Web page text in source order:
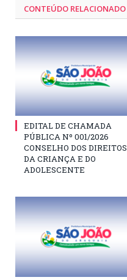
CONTEÚDO RELACIONADO
EDITAL DE CHAMADA
PÚBLICA Nº 001/2026
CONSELHO DOS DIREITOS
DA CRIANÇA E DO
ADOLESCENTE